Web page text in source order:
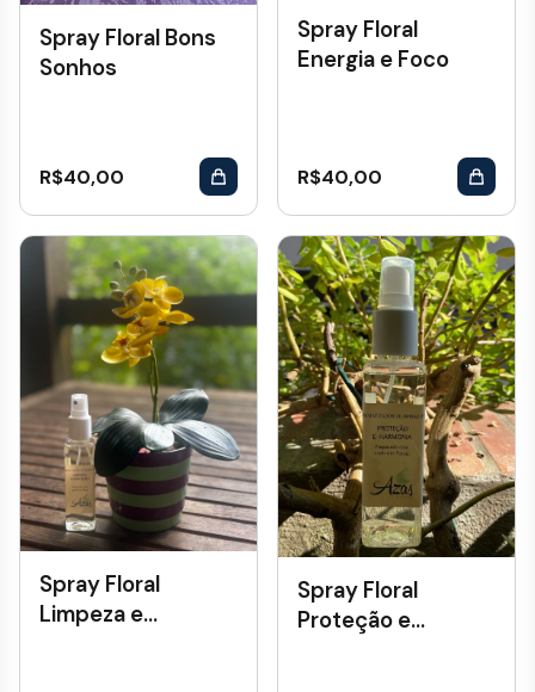
Spray Floral Bons
Sonhos
R$40,00
Spray Floral
Energia e Foco
R$40,00
Spray Floral
Limpeza e
Spray Floral
Proteção e